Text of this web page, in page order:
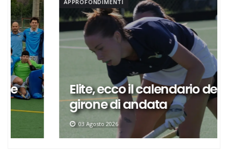
APPROFONDIMENTI
Elite, ecco il calendario del
girone di andata
03 Agosto 2026